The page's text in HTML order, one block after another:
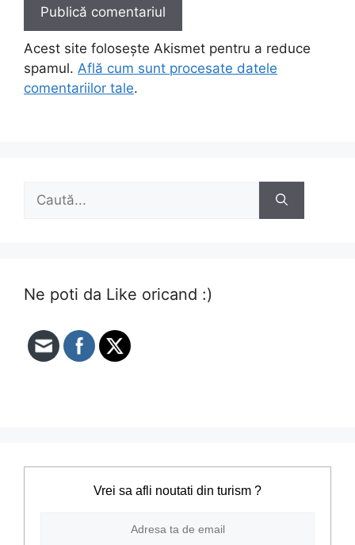
Acest site folosește Akismet pentru a reduce
spamul. Află cum sunt procesate datele
comentariilor tale.
Caută
Ne poti da Like oricand :)
Vrei sa afli noutati din turism ?